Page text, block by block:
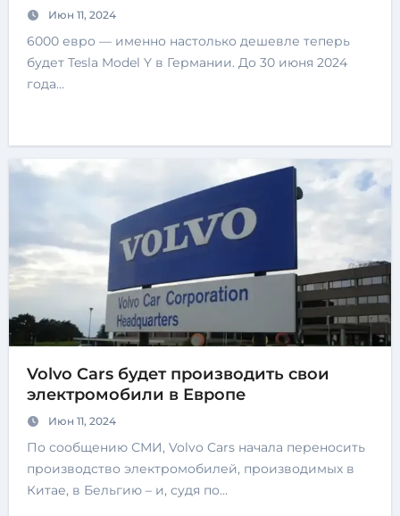
Июн 11, 2024
6000 евро — именно настолько дешевле теперь
будет Tesla Model Y в Германии. До 30 июня 2024
года…
Volvo Cars будет производить свои
электромобили в Европе
Июн 11, 2024
По сообщению СМИ, Volvo Cars начала переносить
производство электромобилей, производимых в
Китае, в Бельгию – и, судя по…